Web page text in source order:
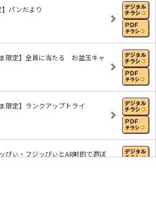
パンだより
ま限定】全員に当たる お盆玉キャ
限定】ランクアップトライ
ぴぃ・フジッぴぃとAR射的で遊ぼ